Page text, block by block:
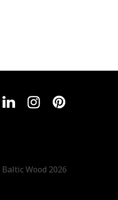
Baltic Wood 2026